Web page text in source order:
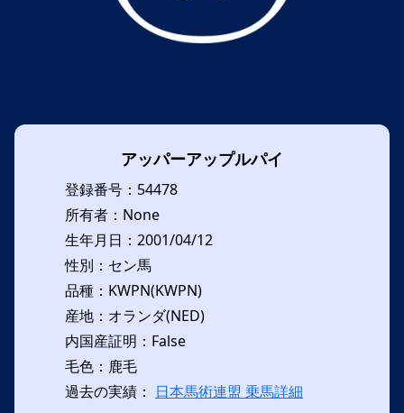
アッパーアップルパイ
登録番号：54478
所有者：None
生年月日：2001/04/12
性別：セン馬
品種：KWPN(KWPN)
産地：オランダ(NED)
内国産証明：False
毛色：鹿毛
過去の実績： 日本馬術連盟 乗馬詳細